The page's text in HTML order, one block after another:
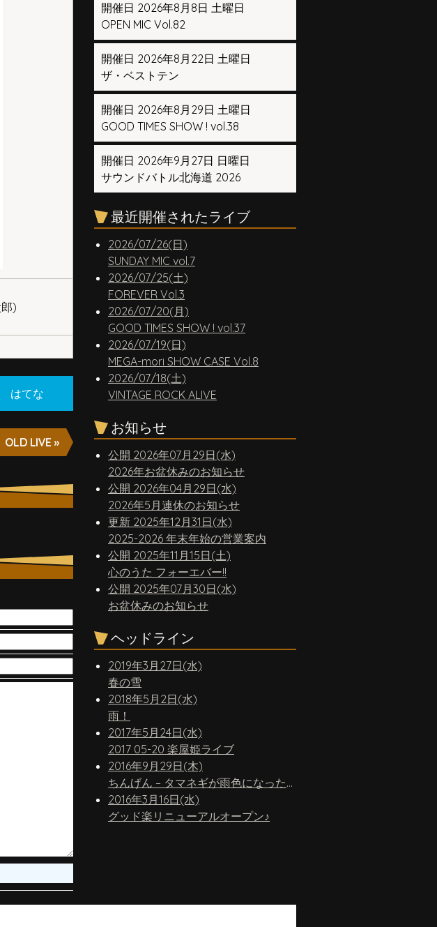
)
はてな
OLD LIVE »
開催日 2026年8月8日 土曜日
OPEN MIC Vol.82
開催日 2026年8月22日 土曜日
ザ・ベストテン
開催日 2026年8月29日 土曜日
GOOD TIMES SHOW ! vol.38
開催日 2026年9月27日 日曜日
サウンドバトル北海道 2026
最近開催されたライブ
2026/07/26(日)
SUNDAY MIC vol.7
2026/07/25(土)
FOREVER Vol.3
2026/07/20(月)
GOOD TIMES SHOW ! vol.37
2026/07/19(日)
MEGA-mori SHOW CASE Vol.8
2026/07/18(土)
VINTAGE ROCK ALIVE
お知らせ
公開 2026年07月29日(水)
2026年お盆休みのお知らせ
公開 2026年04月29日(水)
2026年5月連休のお知らせ
更新 2025年12月31日(水)
2025-2026 年末年始の営業案内
公開 2025年11月15日(土)
心のうた フォーエバー!!
公開 2025年07月30日(水)
お盆休みのお知らせ
ヘッドライン
2019年3月27日(水)
春の雪
2018年5月2日(水)
雨！
2017年5月24日(水)
2017 05-20 楽屋姫ライブ
2016年9月29日(木)
ちんげん – タマネギが雨色になったら
2016年3月16日(水)
グッド楽リニューアルオープン♪